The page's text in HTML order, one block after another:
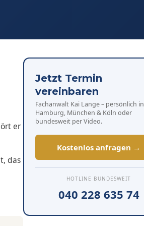
er
das
Jetzt Termin
vereinbaren
Fachanwalt Kai Lange – persönlich in
Hamburg, München & Köln oder
bundesweit per Video.
Kostenlos anfragen →
HOTLINE BUNDESWEIT
040 228 635 74